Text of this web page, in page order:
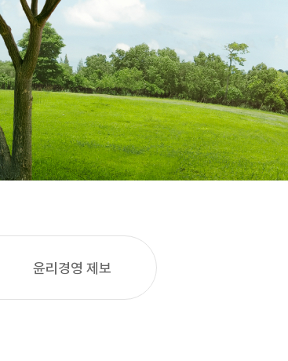
윤리경영 제보